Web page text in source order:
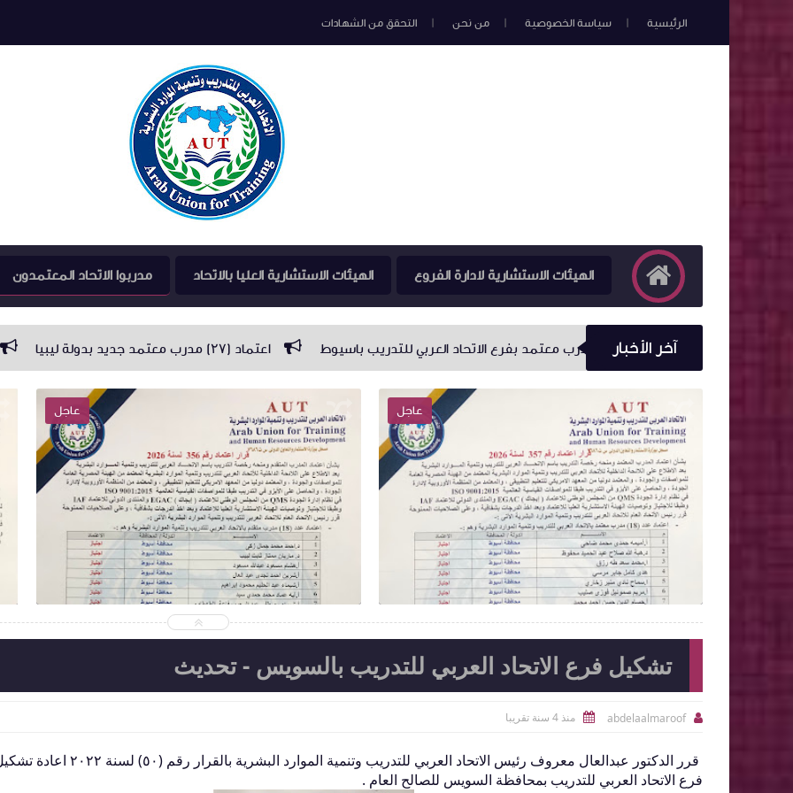
الرئيسية سياسة الخصوصية من نحن التحقق من الشهادات
الهيئات الاستشارية لادارة الفروع الهيئات الاستشارية العليا بالاتحاد مدربوا الاتحاد المعتمدون
آخر الأخبار اعتماد (٢٧) مدرب معتمد جديد بدولة ليبيا اعتماد ١٨ مدرب معتمد بأسيوط
عاجل
2026-05-19
abdelaalmaroof
شاهد الموضوع
عاجل
2026-05-11
abdelaalmaroof
شاهد الموضوع
تشكيل فرع الاتحاد العربي للتدريب بالسويس - تحديث

abdelaalmaroof
 منذ 4 سنة تقريبا
قرر الدكتور عبدالعال معروف رئيس الاتحاد العربي للتدريب وتنمية
فرع الاتحاد العربي للتدريب بمحافظة السويس للصالح العام .